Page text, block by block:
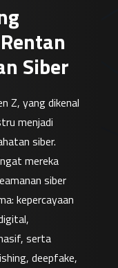
Siber
Z, yang dikenal
menjadi
siber.
mereka
siber
kepercayaan
serta
deepfake,